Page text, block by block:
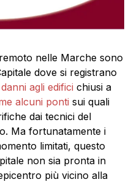
nelle Marche sono
dove si registrano
agli edifici chiusi a
alcuni ponti sui quali
dai tecnici del
Ma fortunatamente i
limitati, questo
non sia pronta in
più vicino alla